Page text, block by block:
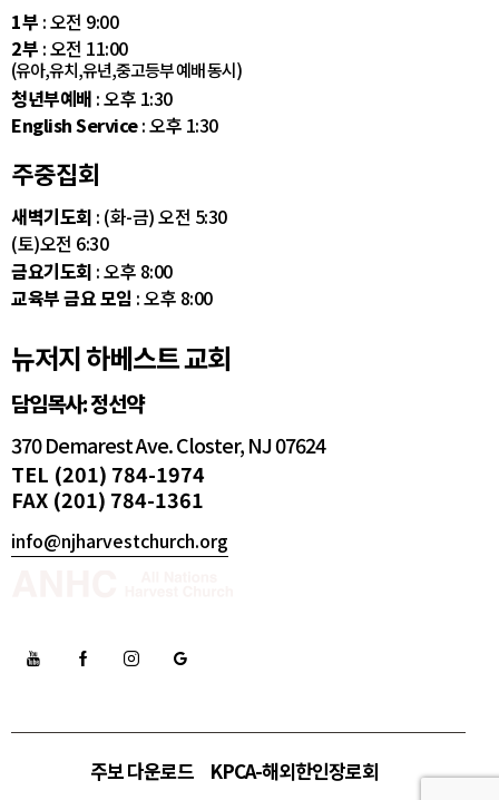
1부 : 오전 9:00
2부 : 오전 11:00
(유아,유치,유년,중고등부 예배 동시)
청년부예배 : 오후 1:30
English Service: 오후 1:30
주중집회
새벽기도회 : (화-금) 오전 5:30
(토)오전 6:30
금요기도회 : 오후 8:00
교육부 금요 모임 : 오후 8:00
뉴저지 하베스트 교회
담임목사: 정선약
370 Demarest Ave. Closter, NJ 07624
TEL (201) 784-1974
FAX (201) 784-1361
info@njharvestchurch.org
주보 다운로드 KPCA-해외한인장로회